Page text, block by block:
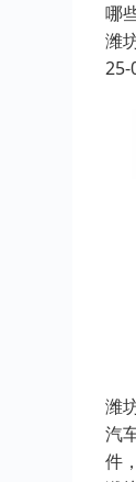
哪
潍
25-
潍
汽
件